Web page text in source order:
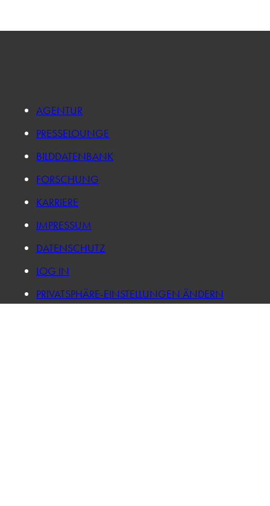
AGENTUR
PRESSELOUNGE
BILDDATENBANK
FORSCHUNG
KARRIERE
IMPRESSUM
DATENSCHUTZ
LOG IN
PRIVATSPHÄRE-EINSTELLUNGEN ÄNDERN